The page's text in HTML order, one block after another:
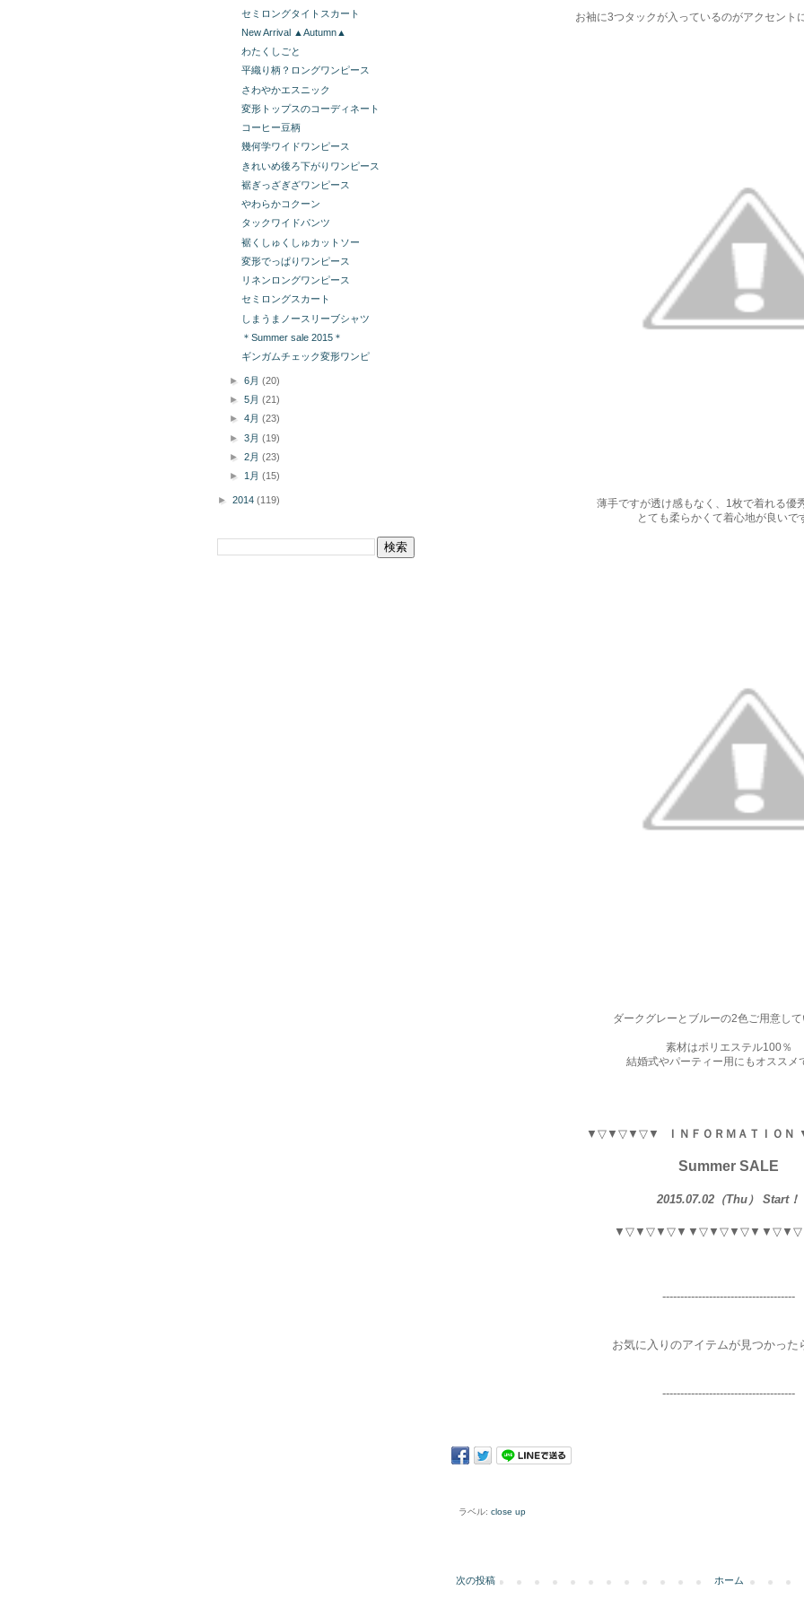
お袖に3つタックが入っているのがアクセント
薄手ですが透け感もなく、1枚で着れる優
とても柔らかくて着心地が良いで
ダークグレーとブルーの2色ご用意して
素材はポリエステル100％
結婚式やパーティー用にもオススメ
▼▽▼▽▼▽▼ ＩＮＦＯＲＭＡＴＩＯＮ
Summer SALE
2015.07.02（Thu） Start！
-------------------------------------
お気に入りのアイテムが見つかった
-------------------------------------
ラベル: close up
次の投稿 ホーム
セミロングタイトスカート
New Arrival ▲Autumn▲
わたくしごと
平織り柄？ロングワンピース
さわやかエスニック
変形トップスのコーディネート
コーヒー豆柄
幾何学ワイドワンピース
きれいめ後ろ下がりワンピース
裾ぎっざぎざワンピース
やわらかコクーン
タックワイドパンツ
裾くしゅくしゅカットソー
変形でっぱりワンピース
リネンロングワンピース
セミロングスカート
しまうまノースリーブシャツ
＊Summer sale 2015＊
ギンガムチェック変形ワンピ
►6月(20)
►5月(21)
►4月(23)
►3月(19)
►2月(23)
► 1月(15)
► 2014 (119)